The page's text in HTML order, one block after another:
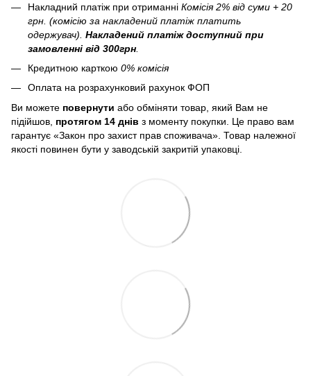
Накладний платіж при отриманні Комісія 2% від суми + 20
грн. (комісію за накладений платіж платить
одержувач). Накладений платіж доступний при
замовленні від 300грн
Кредитною карткою 0% комісія
Оплата на розрахунковий рахунок ФОП
Ви можете повернути або обміняти товар, який Вам не
підійшов, протягом 14 днів з моменту покупки. Це право вам
гарантує «Закон про захист прав споживача». Товар належної
якості повинен бути у заводській закритій упаковці.